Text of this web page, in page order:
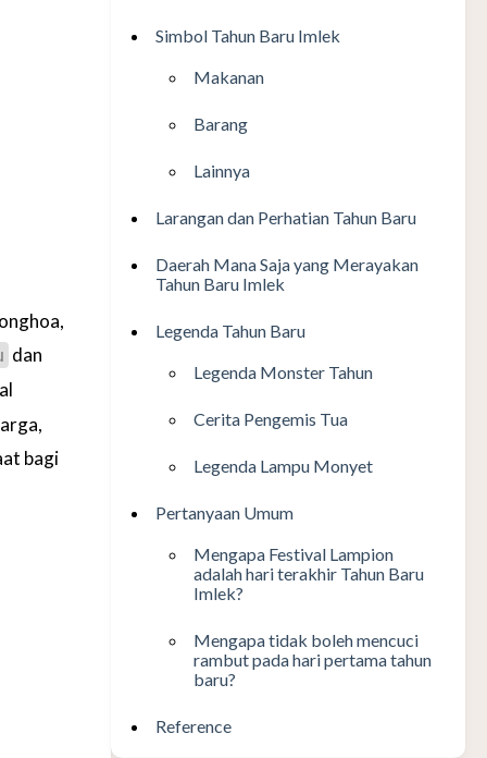
Simbol Tahun Baru Imlek
Makanan
Barang
Lainnya
Larangan dan Perhatian Tahun Baru
Daerah Mana Saja yang Merayakan
Tahun Baru Imlek
Legenda Tahun Baru
Legenda Monster Tahun
Cerita Pengemis Tua
Legenda Lampu Monyet
Pertanyaan Umum
Mengapa Festival Lampion
adalah hari terakhir Tahun Baru
Imlek?
Mengapa tidak boleh mencuci
rambut pada hari pertama tahun
baru?
Reference
dan
bagi